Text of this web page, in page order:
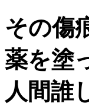
その傷
薬を塗
人間誰